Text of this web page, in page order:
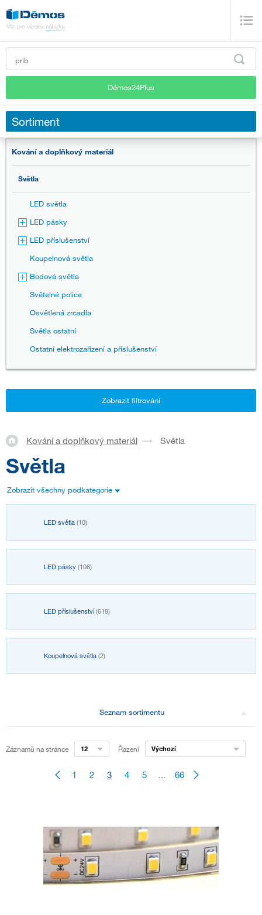
Démos24Plus
Sortiment
Kování a doplňkový materiál
Světla
LED světla
LED pásky
LED příslušenství
Koupelnová světla
Bodová světla
Světelné police
Osvětlená zrcadla
Světla ostatní
Ostatní elektrozařízení a příslušenství
Zobrazit filtrování
Kování a doplňkový materiál Světla
Světla
Zobrazit všechny podkategorie
LED světla (10)
LED pásky (106)
LED příslušenství(619)
Koupelnová světla (2)
Seznam sortimentu
Záznamů na stránce 12 Řazení Výchozí
1 2 3 4 5 ... 66